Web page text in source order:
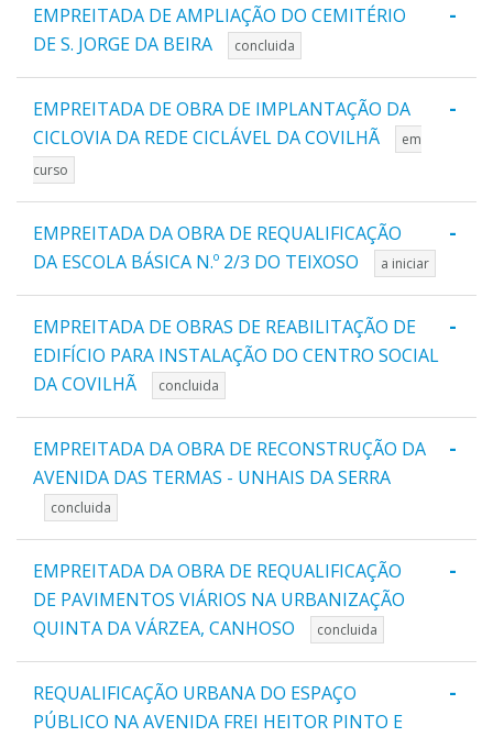
-
EMPREITADA DE AMPLIAÇÃO DO CEMITÉRIO
DE S. JORGE DA BEIRA
concluida
-
EMPREITADA DE OBRA DE IMPLANTAÇÃO DA
CICLOVIA DA REDE CICLÁVEL DA COVILHÃ
em
curso
-
EMPREITADA DA OBRA DE REQUALIFICAÇÃO
DA ESCOLA BÁSICA N.º 2/3 DO TEIXOSO
a iniciar
-
EMPREITADA DE OBRAS DE REABILITAÇÃO DE
EDIFÍCIO PARA INSTALAÇÃO DO CENTRO SOCIAL
DA COVILHÃ
concluida
-
EMPREITADA DA OBRA DE RECONSTRUÇÃO DA
AVENIDA DAS TERMAS - UNHAIS DA SERRA
concluida
-
EMPREITADA DA OBRA DE REQUALIFICAÇÃO
DE PAVIMENTOS VIÁRIOS NA URBANIZAÇÃO
QUINTA DA VÁRZEA, CANHOSO
concluida
-
REQUALIFICAÇÃO URBANA DO ESPAÇO
PÚBLICO NA AVENIDA FREI HEITOR PINTO E